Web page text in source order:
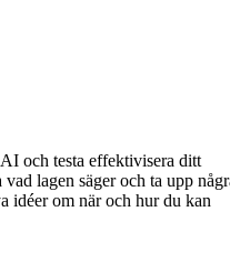
och testa effektivisera ditt
lagen säger och ta upp
idéer om när och hur du kan